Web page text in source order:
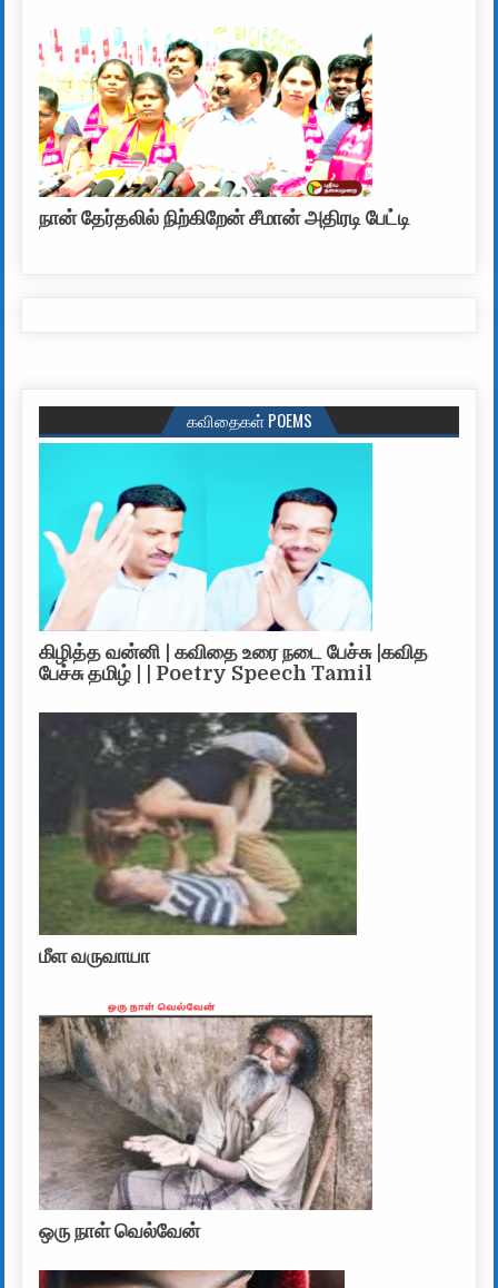
நான் தேர்தலில் நிற்கிறேன் சீமான் அதிரடி பேட்டி
கவிதைகள் POEMS
கிழித்த வன்னி | கவிதை உரை நடை பேச்சு |கவித
பேச்சு தமிழ் | | Poetry Speech Tamil
மீள வருவாயா
ஒரு நாள் வெல்வேன்